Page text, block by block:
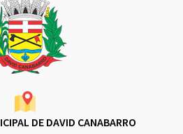
DE DAVID CANABARRO